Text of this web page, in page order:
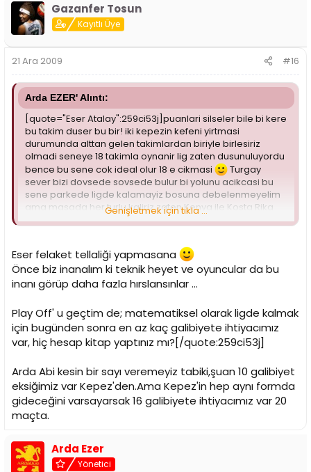
Gazanfer Tosun
Kayıtlı Üye
21 Ara 2009 #16
Arda EZER' Alıntı:
[quote="Eser Atalay":259ci53j]puanlari silseler bile bi kere
bu takim duser bu bir! iki kepezin kefeni yirtmasi
durumunda alttan gelen takimlardan biriyle birlesiriz
olmadi seneye 18 takimla oynanir lig zaten dusunuluyordu
bence bu sene cok ideal olur 18 e cikmasi
Turgay
sever bizi dovsede sovsede bulur bi yolunu acikcasi bu
sene parkede ligde kalamayiz bosuna debelenmeyelim
ama masada her turlu kaliriz zaten Kenya ile Kosta Rika
arasinda bir memleket seffaflikda!
Genişletmek için tıkla ...
Eser felaket tellaliği yapmasana
Önce biz inanalım ki teknik heyet ve oyuncular da bu
inanı görüp daha fazla hırslansınlar ...
Play Off' u geçtim de; matematiksel olarak ligde kalmak
için bugünden sonra en az kaç galibiyete ihtiyacımız
var, hiç hesap kitap yaptınız mı?[/quote:259ci53j]
Arda Abi kesin bir sayı veremeyiz tabiki,şuan 10 galibiyet
eksiğimiz var Kepez'den.Ama Kepez'in hep aynı formda
gideceğini varsayarsak 16 galibiyete ihtiyacımız var 20
maçta.
Arda Ezer
Yönetici